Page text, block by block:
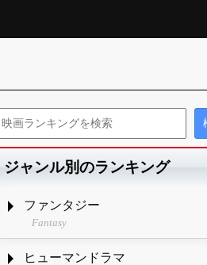
ジャンル別のランキング
ファンタジー
Fantasy
ヒューマンドラマ